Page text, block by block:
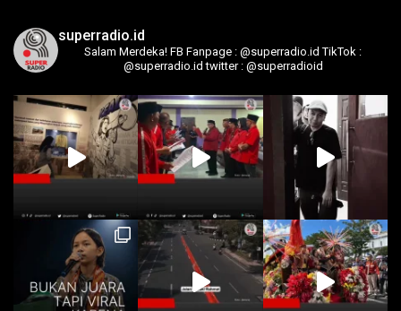
superradio.id
Salam Merdeka! FB Fanpage : @superradio.id TikTok :
@superradio.id twitter : @superradioid